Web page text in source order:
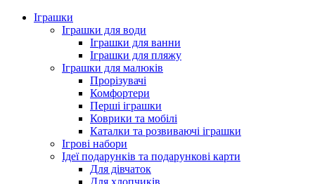
Іграшки
Іграшки для води
Іграшки для ванни
Іграшки для пляжу
Іграшки для малюків
Прорізувачі
Комфортери
Перші іграшки
Коврики та мобілі
Каталки та розвиваючі іграшки
Ігрові набори
Ідеї ​​подарунків та подарункові карти
Для дівчаток
Для хлопчиків